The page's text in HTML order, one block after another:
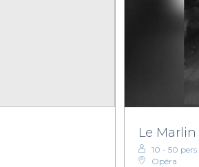
Le Marlin
10 - 50 pers.
Opéra